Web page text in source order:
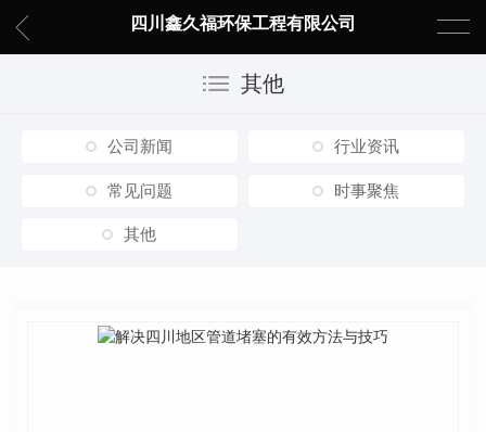
四川鑫久福环保工程有限公司
其他
公司新闻 行业资讯
常见问题 时事聚焦
其他